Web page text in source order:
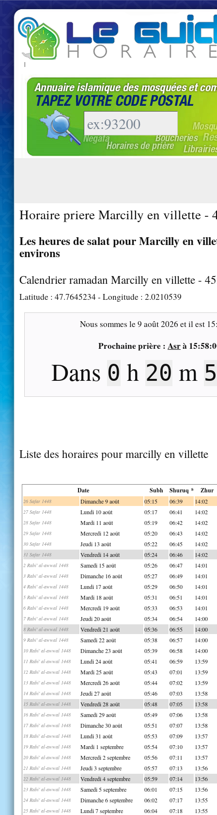
|
Horaire priere Marcilly en villette -
Les heures de salat pour Marcilly en
environs
Calendrier ramadan Marcilly en villette -
Latitude : 47.7645234- Longitude : 2.0210539
Nous sommes le9 août 2026 et il est
Prochaine prière : Asrà
Dans 0 h 20 m
Liste des horaires pour marcilly en villette
Date Subh Shuruq * Zhur
26 Safar 1448 Dimanche 9 août 05:15 06:39 14:02
27 Safar 1448 Lundi 10 août 05:17 06:41 14:02
28 Safar 1448 Mardi 11 août 05:19 06:42 14:02
29 Safar 1448 Mercredi 12 août 05:20 06:43 14:02
30 Safar 1448 Jeudi 13 août 05:22 06:45 14:02
31 Safar 1448 Vendredi 14 août 05:24 06:46 14:02
2 Rabi' al-awwal 1448 Samedi 15 août 05:26 06:47 14:01
3 Rabi' al-awwal 1448 Dimanche 16 août 05:27 06:49 14:01
4 Rabi' al-awwal 1448 Lundi 17 août 05:29 06:50 14:01
5 Rabi' al-awwal 1448 Mardi 18 août 05:31 06:51 14:01
6 Rabi' al-awwal 1448 Mercredi 19 août 05:33 06:53 14:01
7 Rabi' al-awwal 1448 Jeudi 20 août 05:34 06:54 14:00
8 Rabi' al-awwal 1448 Vendredi 21 août 05:36 06:55 14:00
9 Rabi' al-awwal 1448 Samedi 22 août 05:38 06:57 14:00
10 Rabi' al-awwal 1448 Dimanche 23 août 05:39 06:58 14:00
11 Rabi' al-awwal 1448 Lundi 24 août 05:41 06:59 13:59
12 Rabi' al-awwal 1448 Mardi 25 août 05:43 07:01 13:59
13 Rabi' al-awwal 1448 Mercredi 26 août 05:44 07:02 13:59
14 Rabi' al-awwal 1448 Jeudi 27 août 05:46 07:03 13:58
15 Rabi' al-awwal 1448 Vendredi 28 août 05:48 07:05 13:58
16 Rabi' al-awwal 1448 Samedi 29 août 05:49 07:06 13:58
17 Rabi' al-awwal 1448 Dimanche 30 août 05:51 07:07 13:58
18 Rabi' al-awwal 1448 Lundi 31 août 05:53 07:09 13:57
19 Rabi' al-awwal 1448 Mardi 1 septembre 05:54 07:10 13:57
20 Rabi' al-awwal 1448 Mercredi 2 septembre 05:56 07:11 13:57
21 Rabi' al-awwal 1448 Jeudi 3 septembre 05:57 07:13 13:56
22 Rabi' al-awwal 1448 Vendredi 4 septembre 05:59 07:14 13:56
23 Rabi' al-awwal 1448 Samedi 5 septembre 06:01 07:15 13:56
24 Rabi' al-awwal 1448 Dimanche 6 septembre 06:02 07:17 13:55
25 Rabi' al-awwal 1448 Lundi 7 septembre 06:04 07:18 13:55